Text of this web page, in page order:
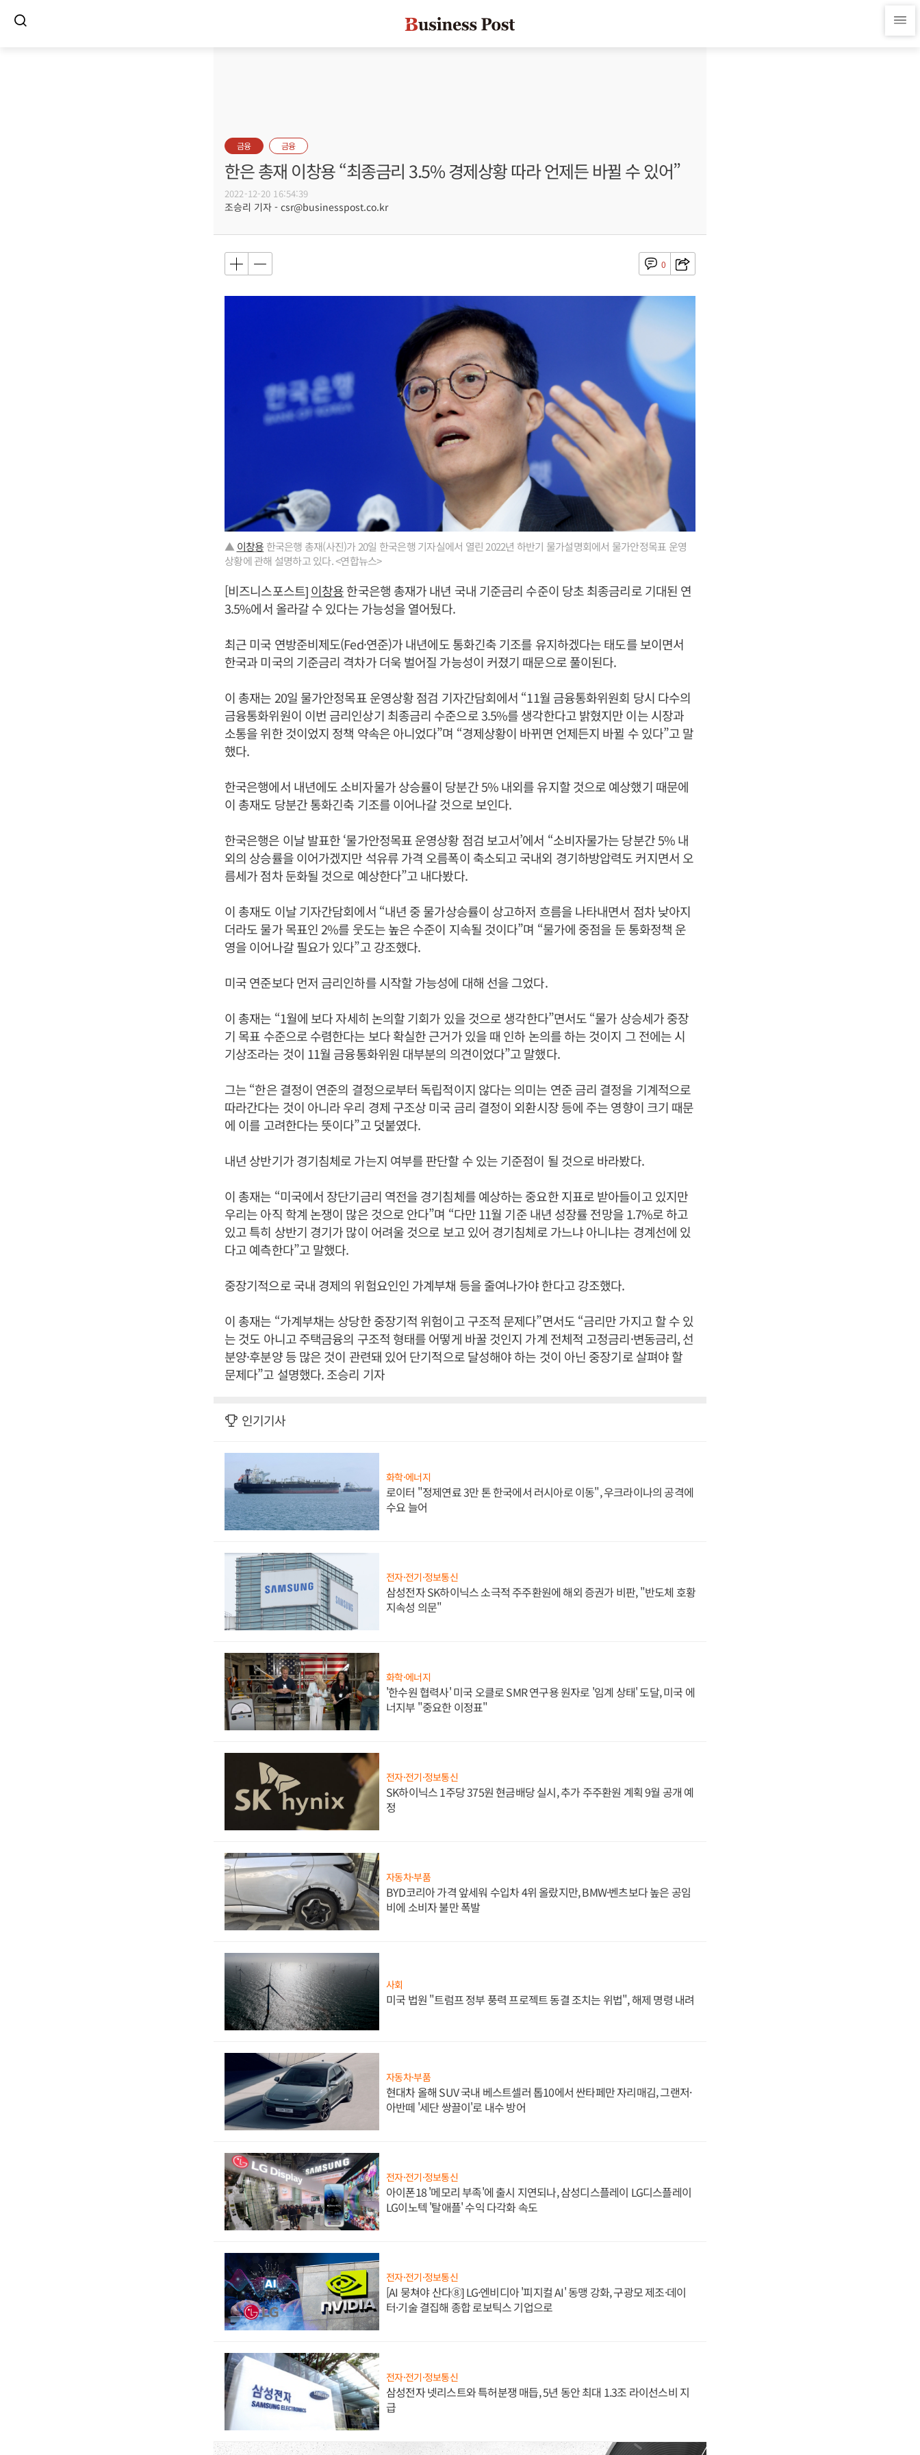
금융 금융
한은 총재 이창용 “최종금리 3.5% 경제상황 따라 언제든 바뀔 수 있어”
2022-12-20 16:54:39
조승리 기자 - csr@businesspost.co.kr
0
▲ 이창용 한국은행 총재(사진)가 20일 한국은행 기자실에서 열린 2022년 하반기 물가설명회에서 물가안정목표 운영
상황에 관해 설명하고 있다. <연합뉴스>
[비즈니스포스트]이창용한국은행 총재가 내년 국내 기준금리 수준이 당초 최종금리로 기대된 연
3.5%에서 올라갈 수 있다는 가능성을 열어뒀다.
최근 미국 연방준비제도(Fed·연준)가 내년에도 통화긴축 기조를 유지하겠다는 태도를 보이면서
한국과 미국의 기준금리 격차가 더욱 벌어질 가능성이 커졌기 때문으로 풀이된다.
이 총재는 20일 물가안정목표 운영상황 점검 기자간담회에서 “11월 금융통화위원회 당시 다수의
금융통화위원이 이번 금리인상기 최종금리 수준으로 3.5%를 생각한다고 밝혔지만 이는 시장과
소통을 위한 것이었지 정책 약속은 아니었다”며 “경제상황이 바뀌면 언제든지 바뀔 수 있다”고 말
했다.
한국은행에서 내년에도 소비자물가 상승률이 당분간 5% 내외를 유지할 것으로 예상했기 때문에
이 총재도 당분간 통화긴축 기조를 이어나갈 것으로 보인다.
한국은행은 이날 발표한 ‘물가안정목표 운영상황 점검 보고서’에서 “소비자물가는 당분간 5% 내
외의 상승률을 이어가겠지만 석유류 가격 오름폭이 축소되고 국내외 경기하방압력도 커지면서 오
름세가 점차 둔화될 것으로 예상한다”고 내다봤다.
이 총재도 이날 기자간담회에서 “내년 중 물가상승률이 상고하저 흐름을 나타내면서 점차 낮아지
더라도 물가 목표인 2%를 웃도는 높은 수준이 지속될 것이다”며 “물가에 중점을 둔 통화정책 운
영을 이어나갈 필요가 있다”고 강조했다.
미국 연준보다 먼저 금리인하를 시작할 가능성에 대해 선을 그었다.
이 총재는 “1월에 보다 자세히 논의할 기회가 있을 것으로 생각한다”면서도 “물가 상승세가 중장
기 목표 수준으로 수렴한다는 보다 확실한 근거가 있을 때 인하 논의를 하는 것이지 그 전에는 시
기상조라는 것이 11월 금융통화위원 대부분의 의견이었다”고 말했다.
그는 “한은 결정이 연준의 결정으로부터 독립적이지 않다는 의미는 연준 금리 결정을 기계적으로
따라간다는 것이 아니라 우리 경제 구조상 미국 금리 결정이 외환시장 등에 주는 영향이 크기 때문
에 이를 고려한다는 뜻이다”고 덧붙였다.
내년 상반기가 경기침체로 가는지 여부를 판단할 수 있는 기준점이 될 것으로 바라봤다.
이 총재는 “미국에서 장단기금리 역전을 경기침체를 예상하는 중요한 지표로 받아들이고 있지만
우리는 아직 학계 논쟁이 많은 것으로 안다”며 “다만 11월 기준 내년 성장률 전망을 1.7%로 하고
있고 특히 상반기 경기가 많이 어려울 것으로 보고 있어 경기침체로 가느냐 아니냐는 경계선에 있
다고 예측한다”고 말했다.
중장기적으로 국내 경제의 위험요인인 가계부채 등을 줄여나가야 한다고 강조했다.
이 총재는 “가계부채는 상당한 중장기적 위험이고 구조적 문제다”면서도 “금리만 가지고 할 수 있
는 것도 아니고 주택금융의 구조적 형태를 어떻게 바꿀 것인지 가계 전체적 고정금리·변동금리, 선
분양·후분양 등 많은 것이 관련돼 있어 단기적으로 달성해야 하는 것이 아닌 중장기로 살펴야 할
문제다”고 설명했다. 조승리 기자
인기기사
화학·에너지
로이터 "정제연료 3만 톤 한국에서 러시아로 이동", 우크라이나의 공격에
수요 늘어
전자·전기·정보통신
삼성전자 SK하이닉스 소극적 주주환원에 해외 증권가 비판, "반도체 호황
지속성 의문"
화학·에너지
'한수원 협력사' 미국 오클로 SMR 연구용 원자로 '임계 상태' 도달, 미국 에
너지부 "중요한 이정표"
전자·전기·정보통신
SK하이닉스 1주당 375원 현금배당 실시, 추가 주주환원 계획 9월 공개 예
정
자동차·부품
BYD코리아 가격 앞세워 수입차 4위 올랐지만, BMW·벤츠보다 높은 공임
비에 소비자 불만 폭발
사회
미국 법원 "트럼프 정부 풍력 프로젝트 동결 조치는 위법", 해제 명령 내려
자동차·부품
현대차 올해 SUV 국내 베스트셀러 톱10에서 싼타페만 자리매김, 그랜저·
아반떼 '세단 쌍끌이'로 내수 방어
전자·전기·정보통신
아이폰18 '메모리 부족'에 출시 지연되나, 삼성디스플레이 LG디스플레이
LG이노텍 '탈애플' 수익 다각화 속도
전자·전기·정보통신
[AI 뭉쳐야 산다⑧] LG·엔비디아 '피지컬 AI' 동맹 강화, 구광모 제조·데이
터·기술 결집해 종합 로보틱스 기업으로
전자·전기·정보통신
삼성전자 넷리스트와 특허분쟁 매듭, 5년 동안 최대 1.3조 라이선스비 지
급